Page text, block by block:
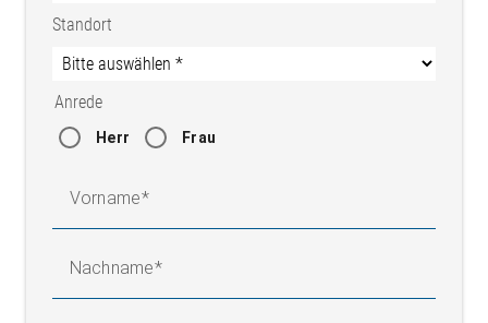
Standort
Anrede
Herr Frau
Vorname
Nachname